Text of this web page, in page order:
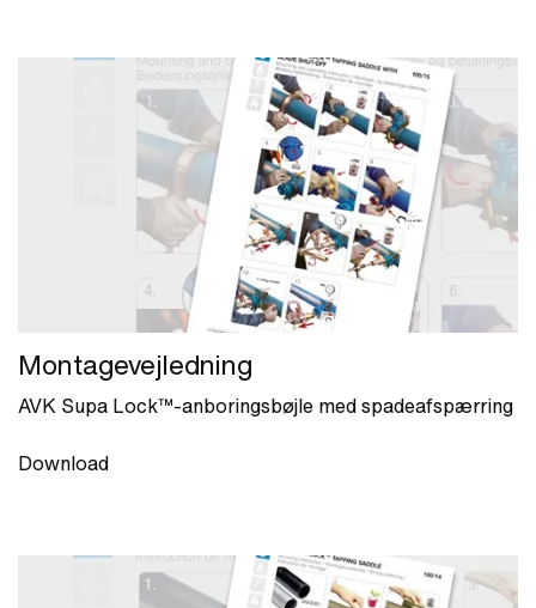
Montagevejledning
AVK Supa Lock™-anboringsbøjle med spadeafspærring
Download